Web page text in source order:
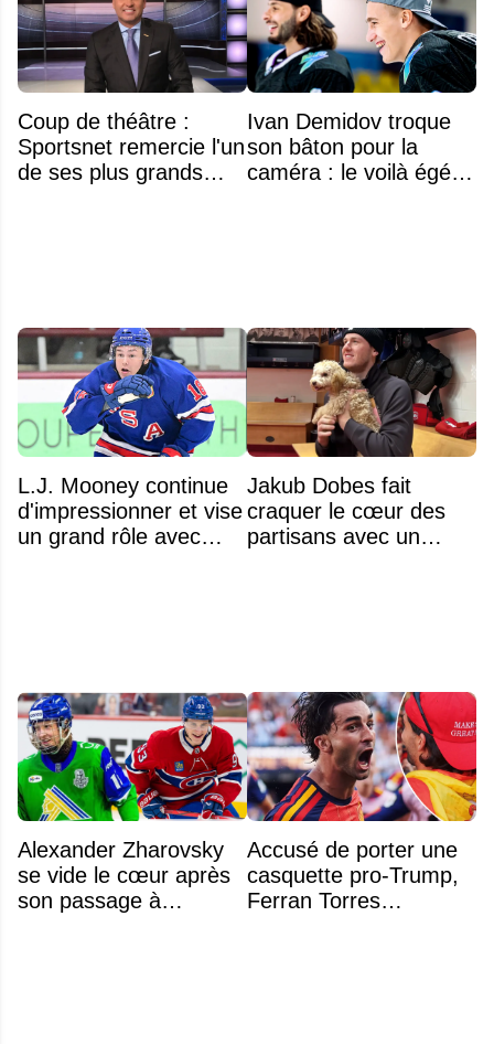
Coup de théâtre :
Sportsnet remercie l'un
de ses plus grands
Ivan Demidov troque
son bâton pour la
caméra : le voilà égérie
L.J. Mooney continue
d'impressionner et vise
un grand rôle avec
Jakub Dobes fait
craquer le cœur des
partisans avec un
Alexander Zharovsky
se vide le cœur après
son passage à
Accusé de porter une
casquette pro-Trump,
Ferran Torres